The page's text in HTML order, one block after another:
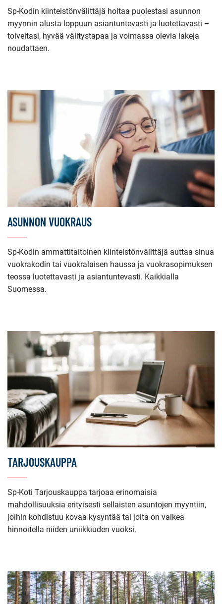
Sp-Kodin kiinteistönvälittäjä hoitaa puolestasi asunnon
myynnin alusta loppuun asiantuntevasti ja luotettavasti –
toiveitasi, hyvää välitystapaa ja voimassa olevia lakeja
noudattaen.
ASUNNON VUOKRAUS
Sp-Kodin ammattitaitoinen kiinteistönvälittäjä auttaa sinua
vuokrakodin tai vuokralaisen haussa ja vuokrasopimuksen
teossa luotettavasti ja asiantuntevasti. Kaikkialla
Suomessa.
TARJOUSKAUPPA
Sp-Koti Tarjouskauppa tarjoaa erinomaisia
mahdollisuuksia erityisesti sellaisten asuntojen myyntiin,
joihin kohdistuu kovaa kysyntää tai joita on vaikea
hinnoitella niiden uniikkiuden vuoksi.